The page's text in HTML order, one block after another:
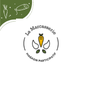
Aller
au
contenu